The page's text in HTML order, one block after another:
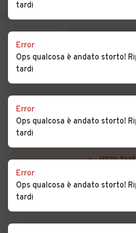
Auto usate Pozzonovo Auto
Auto usate Rubano
Auto usate Saletto
Auto
Auto usate San Giorgio in
Bosco
Auto
Auto usate San Pietro
Auto
Auto usate Sant'Angelo di
Piove di Sacco
Auto
Auto usate Sant'Urbano
Auto usate Santa
Auto
VEDI
tardi
Error
Ops qualcosa è andato storto!
tardi
Error
Ops qualcosa è andato storto!
tardi
Error
Ops qualcosa è andato storto!
tardi